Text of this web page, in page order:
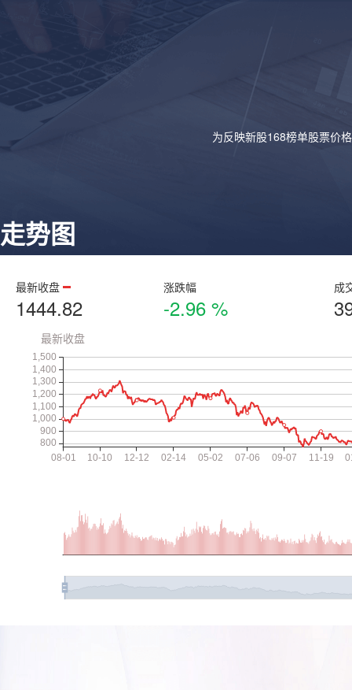
为反映新股168榜单股票价
走势图
最新收盘
1444.82
涨跌幅
-2.96 %
成